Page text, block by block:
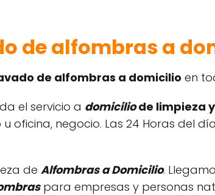
de alfombras a
de alfombras a domicilio en
el servicio a domiciliode limpieza y
negocio. Las 24 Horas del
de Alfombras a Domicilio.
para empresas y personas